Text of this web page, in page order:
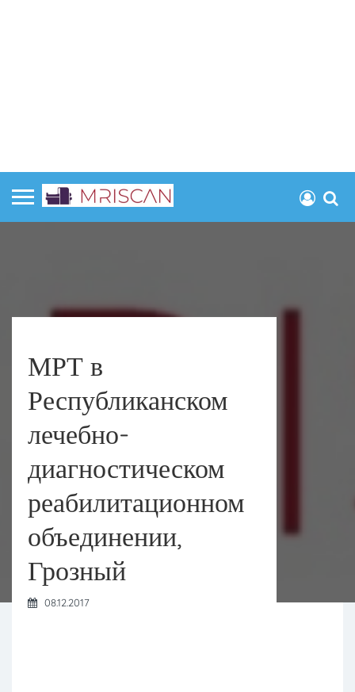
МРТ в
Республиканском
лечебно-
диагностическом
реабилитационном
объединении,
Грозный
08.12.2017